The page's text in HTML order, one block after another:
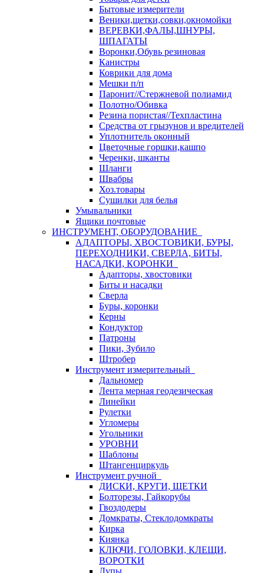
Бытовые измерители
Веники,щетки,совки,окномойки
ВЕРЕВКИ,ФАЛЫ,ШНУРЫ,
ШПАГАТЫ
Воронки,Обувь резиновая
Канистры
Коврики для дома
Мешки п/п
Паронит//Стержневой полиамид
Полотно/Обивка
Резина пористая//Техпластина
Средства от грызунов и вредителей
Уплотнитель оконный
Цветочные горшки,кашпо
Черенки, шканты
Шланги
Швабры
Хоз.товары
Сушилки для белья
Умывальники
Ящики почтовые
ИНСТРУМЕНТ, ОБОРУДОВАНИЕ
АДАПТОРЫ, ХВОСТОВИКИ, БУРЫ,
ПЕРЕХОДНИКИ, СВЕРЛА, БИТЫ,
НАСАДКИ, КОРОНКИ
Адапторы, хвостовики
Биты и насадки
Сверла
Буры, коронки
Керны
Кондуктор
Патроны
Пики, Зубило
Штробер
Инструмент измерительный
Дальномер
Лента мерная геодезическая
Линейки
Рулетки
Угломеры
Угольники
УРОВНИ
Шаблоны
Штангенциркуль
Инструмент ручной
ДИСКИ, КРУГИ, ЩЕТКИ
Болторезы, Гайкорубы
Гвоздодеры
Домкраты, Стеклодомкраты
Кирка
Киянка
КЛЮЧИ, ГОЛОВКИ, КЛЕЩИ,
ВОРОТКИ
Лупы